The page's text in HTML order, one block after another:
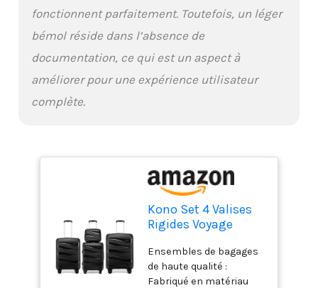
déformation et du
soulèvement Roulettes
silencieuses : profitez de
nouvelles billes de
lubrification en TPE
souple et lubrifiant dans
roulettes doubles
pivotantes à 360
degrés; La poignée
aluminium est plus
stable et plus légère; La
poignée latérale peut
être vraiment pratique
lorsque vous soulevez la
fonctionnent parfaitement. Toutefois, un léger
bémol réside dans l’absence de
documentation, ce qui est un aspect à
améliorer pour une expérience utilisateur
complète.
Kono Set 4 Valises
Rigides Voyage
Vanity Case TSA Noir
Ensembles de bagages
de haute qualité :
Fabriqué en matériau